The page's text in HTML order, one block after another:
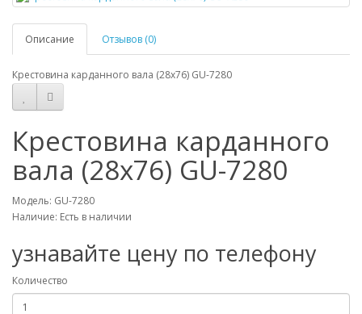
Описание Отзывов (0)
Крестовина карданного вала (28x76) GU-7280
Крестовина карданного
вала (28x76) GU-7280
Модель: GU-7280
Наличие: Есть в наличии
узнавайте цену по телефону
Количество